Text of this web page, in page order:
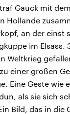
Gauck mit
Hollande
an der einst
im Elsass.
Weltkrieg
einer großen
Eine Geste wie
als sie sich
Bild, das in die